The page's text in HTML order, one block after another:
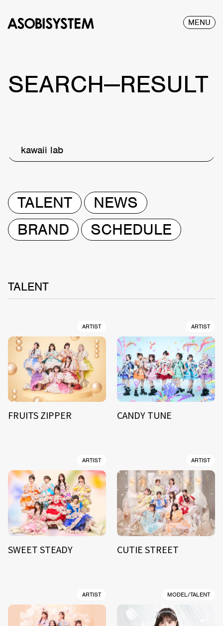
MENU
SEARCH—RESULT
kawaii lab
TALENT
NEWS
BRAND
SCHEDULE
TALENT
ARTIST
FRUITS ZIPPER
ARTIST
CANDY TUNE
ARTIST
SWEET STEADY
ARTIST
CUTIE STREET
ARTIST MODEL/TALENT